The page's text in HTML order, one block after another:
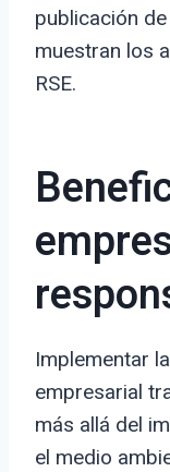
publicación
muestran los
RSE.
Implementar
empresarial
más allá del
el medio